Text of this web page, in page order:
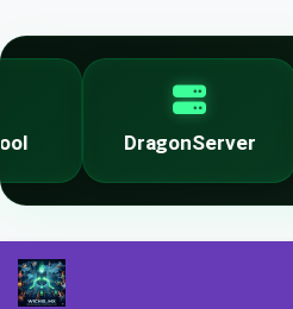
DragonServer